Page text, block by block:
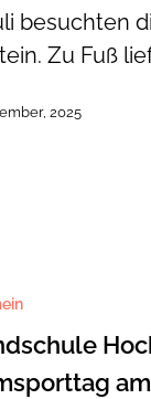
besuchten
Zu Fuß
2025